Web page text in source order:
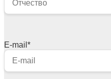
E-mail *